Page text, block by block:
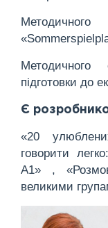
підготовки до
Є
«20
говорити
А1» ,
великими